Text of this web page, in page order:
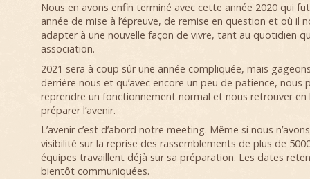
Nous en avons enfin terminé avec cette année 2020 qui
année de mise à l’épreuve, de remise en question et où il
adapter à une nouvelle façon de vivre, tant au quotidien
association.
2021 sera à coup sûr une année compliquée, mais
derrière nous et qu’avec encore un peu de patience,
reprendre un fonctionnement normal et nous retrouver
préparer l’avenir.
L’avenir c’est d’abord notre meeting. Même si nous
visibilité sur la reprise des rassemblements de plus de
équipes travaillent déjà sur sa préparation. Les dates
bientôt communiquées.